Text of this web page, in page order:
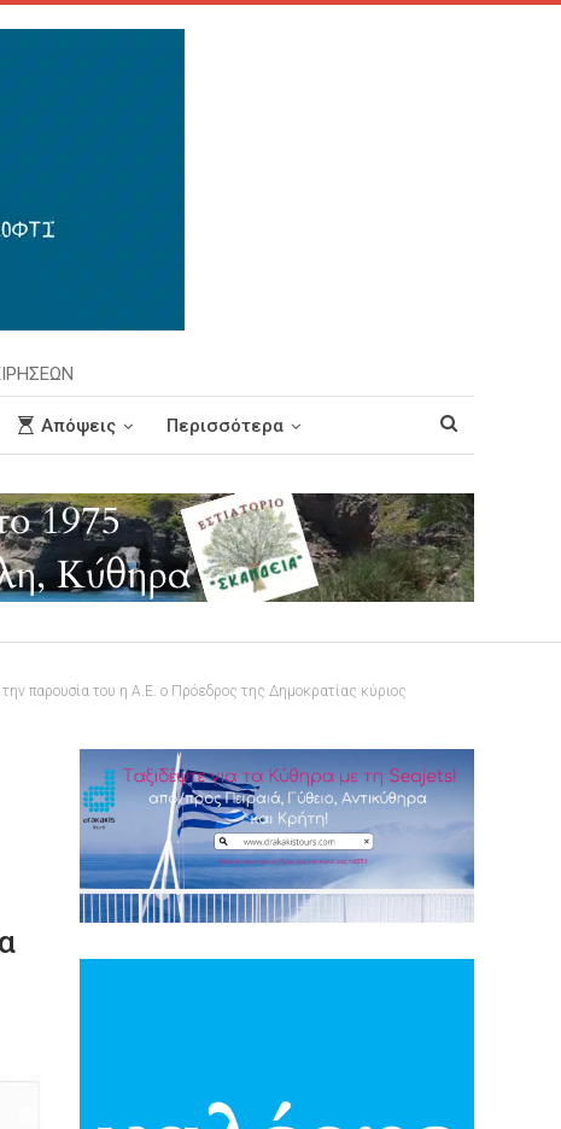
Απόψεις Περισσότερα
παρουσία του η Α.Ε. ο Πρόεδρος της Δημοκρατίας κύριος